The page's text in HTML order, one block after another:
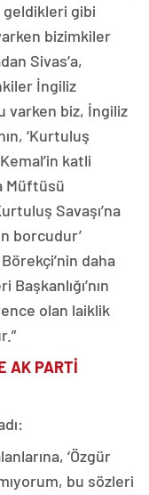
geldikleri gibi
bizimkiler
Sivas’a,
İngiliz
varken biz, İngiliz
‘Kurtuluş
katli
Müftüsü
Savaşı’na
borcudur’
daha
olan laiklik
AK PARTİ
‘Özgür
bu sözleri